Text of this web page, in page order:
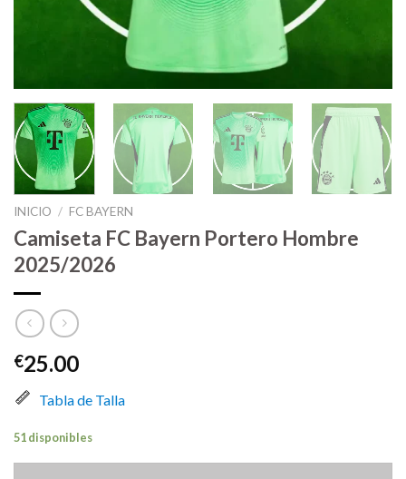
INICIO / FC BAYERN
Camiseta FC Bayern Portero Hombre
2025/2026
€25.00
Tabla de Talla
51 disponibles